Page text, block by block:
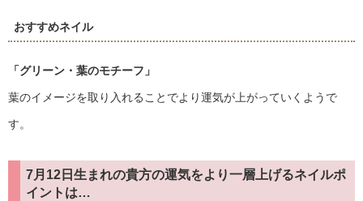
おすすめネイル
「グリーン・葉のモチーフ」
葉のイメージを取り入れることでより運気が上がっていくようで
す。
7月12日生まれの貴方の運気をより一層上げるネイルポ
イントは…